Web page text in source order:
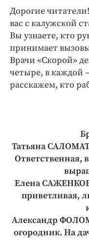
ПРОЕКТЫ
Блоги
Издания
Интересное
Клиника года
Дорогие
вас с калужской
Вы узнаете, кто
принимает
Врачи «Скорой»
четыре, в каждой
расскажем, кто
Татьяна
Ответственная,
Елена
приветливая,
Александр
огородник. На